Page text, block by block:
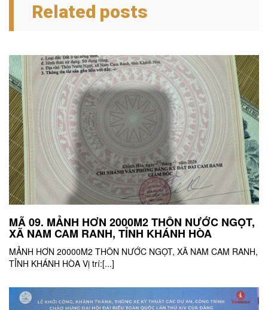
Related posts
MÃ 09. MẢNH HƠN 2000M2 THÔN NƯỚC NGỌT,
XÃ NAM CAM RANH, TỈNH KHÁNH HÒA
MẢNH HƠN 20000M2 THÔN NƯỚC NGỌT, XÃ NAM CAM RANH,
TỈNH KHÁNH HÒA Vị trí:[...]